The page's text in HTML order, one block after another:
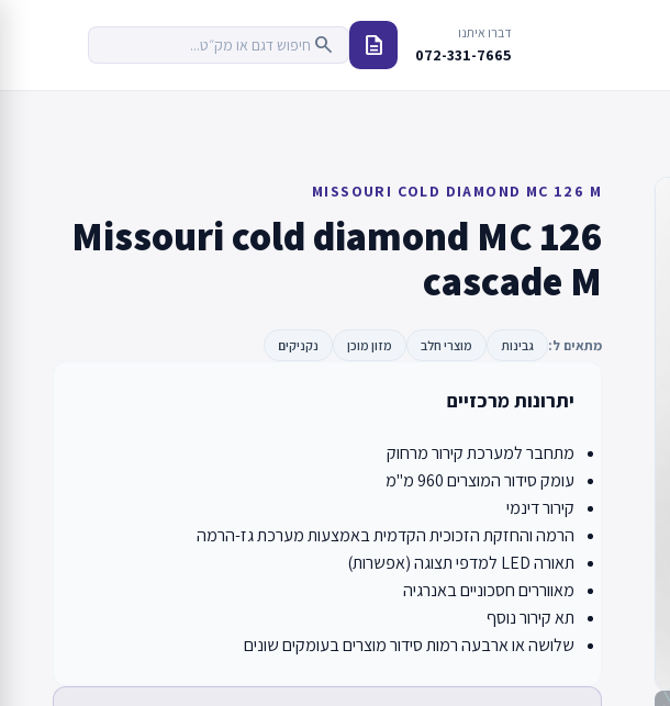
דברו איתנו
072-331-7665
description
search
MISSOURI COLD DIAMOND MC 126 M
Missouri cold diamond MC 126
cascade M
מתאים ל: גבינות מוצרי חלב מזון מוכן נקניקים
יתרונות מרכזיים
מתחבר למערכת קירור מרחוק
עומק סידור המוצרים 960 מ"מ
קירור דינמי
הרמה והחזקת הזכוכית הקדמית באמצעות מערכת גז-הרמה
תאורה LED למדפי תצוגה (אפשרות)
מאווררים חסכוניים באנרגיה
תא קירור נוסף
שלושה או ארבעה רמות סידור מוצרים בעומקים שונים